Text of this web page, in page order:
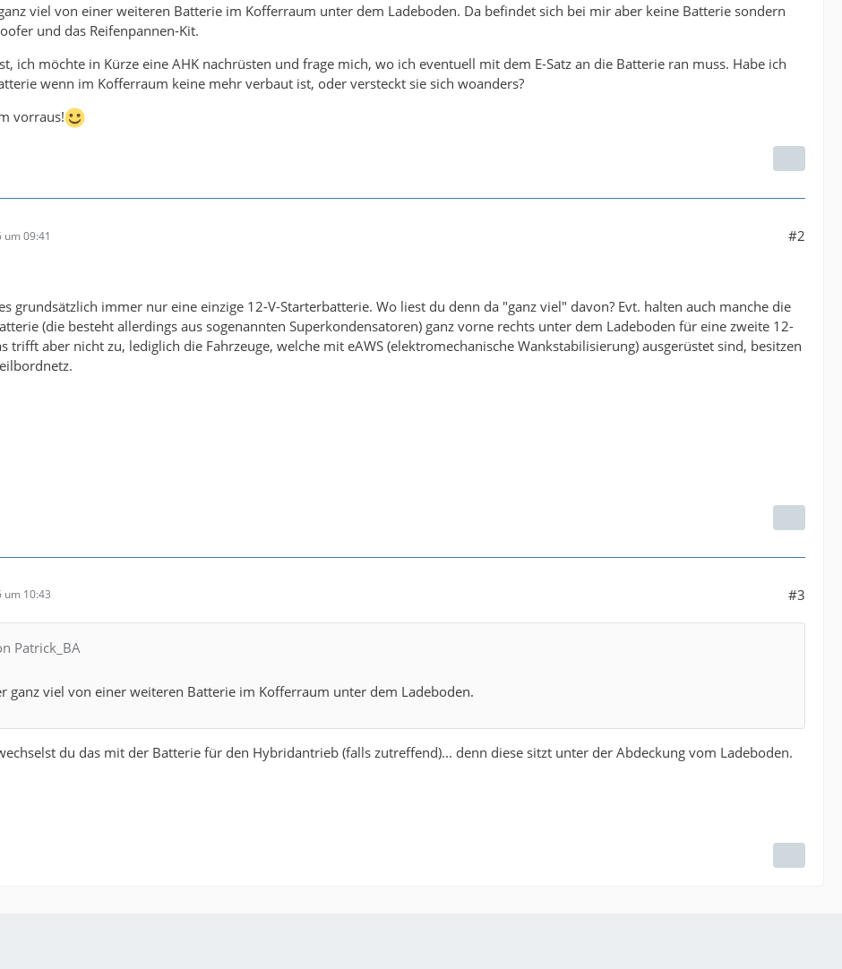
viel von einer weiteren Batterie im Kofferraum unter dem Ladeboden. Da befindet sich bei mir aber keine Batterie sondern
und das Reifenpannen-Kit.
ich möchte in Kürze eine AHK nachrüsten und frage mich, wo ich eventuell mit dem E-Satz an die Batterie ran muss. Habe ich
wenn im Kofferraum keine mehr verbaut ist, oder versteckt sie sich woanders?
vorraus!
um 09:41 #2
grundsätzlich immer nur eine einzige 12-V-Starterbatterie. Wo liest du denn da "ganz viel" davon? Evt. halten auch manche die
(die besteht allerdings aus sogenannten Superkondensatoren) ganz vorne rechts unter dem Ladeboden für eine zweite 12-
trifft aber nicht zu, lediglich die Fahrzeuge, welche mit eAWS (elektromechanische Wankstabilisierung) ausgerüstet sind, besitzen
um 10:43 #3
Patrick_BA
ganz viel von einer weiteren Batterie im Kofferraum unter dem Ladeboden.
du das mit der Batterie für den Hybridantrieb (falls zutreffend)... denn diese sitzt unter der Abdeckung vom Ladeboden.